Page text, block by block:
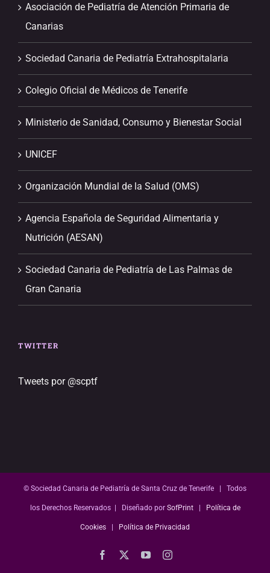
Asociación de Pediatría de Atención Primaria de
Canarias
Sociedad Canaria de Pediatría Extrahospitalaria
Colegio Oficial de Médicos de Tenerife
Ministerio de Sanidad, Consumo y Bienestar Social
UNICEF
Organización Mundial de la Salud (OMS)
Agencia Española de Seguridad Alimentaria y
Nutrición (AESAN)
Sociedad Canaria de Pediatría de Las Palmas de
Gran Canaria
TWITTER
Tweets por @scptf
© Sociedad Canaria de Pediatría de Santa Cruz de Tenerife | Todos
los Derechos Reservados | Diseñado por SofPrint| Política de
Cookies | Política de Privacidad
Facebook YouTubeInstagram